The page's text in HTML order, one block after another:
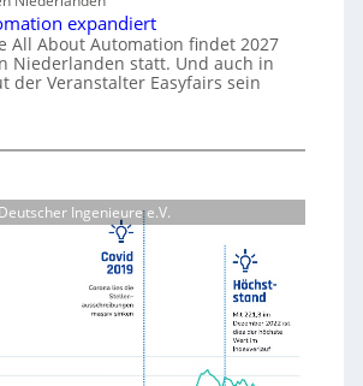
l
e
n
r
k
z
g
a
u
e
s
expandiert
All About Automation findet 2027
Niederlanden statt. Und auch in
der Veranstalter Easyfairs sein
Ingenieure e.V.